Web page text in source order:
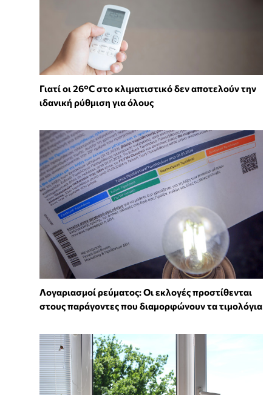
Γιατί οι 26°C στο κλιματιστικό δεν αποτελούν την
ιδανική ρύθμιση για όλους
Λογαριασμοί ρεύματος: Οι εκλογές προστίθενται
στους παράγοντες που διαμορφώνουν τα τιμολόγια